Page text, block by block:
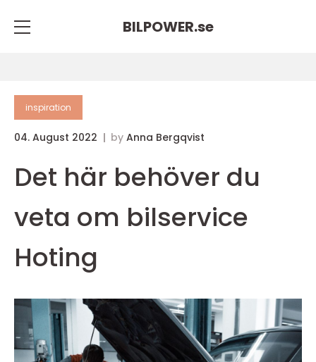
BILPOWER.se
inspiration
04. August 2022 by Anna Bergqvist
Det här behöver du
veta om bilservice
Hoting